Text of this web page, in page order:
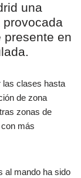
una
presente en
las clases hasta
de zona
zonas de
más
al mando ha sido